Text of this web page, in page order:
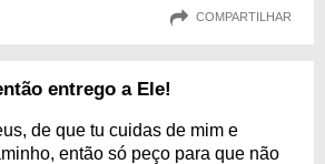
COMPARTILHAR
entrego a Ele!
de que tu cuidas de mim e
então só peço para que não